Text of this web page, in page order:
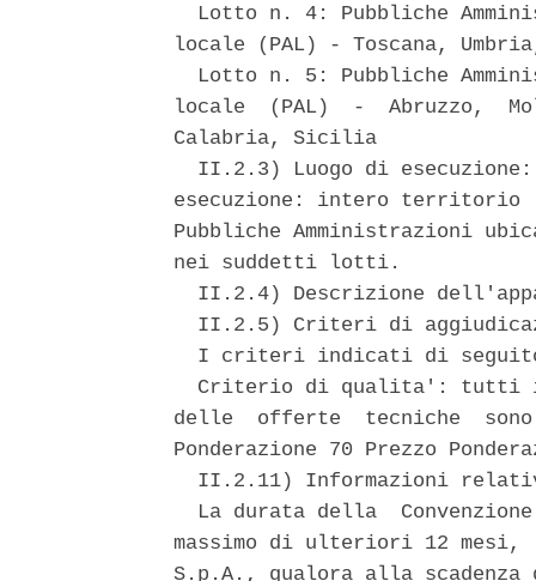
Lotto n. 4: Pubbliche
locale (PAL) - Toscana,
Lotto n. 5: Pubbliche
locale  (PAL)  -  Abruzzo,
Calabria, Sicilia
II.2.3) Luogo di
esecuzione: intero
Pubbliche Amministrazioni
nei suddetti lotti.
II.2.4) Descrizione
II.2.5) Criteri di
I criteri indicati di
Criterio di qualita': tutti
delle  offerte  tecniche
Ponderazione 70 Prezzo
II.2.11) Informazioni
La durata della
massimo di ulteriori 12
S.p.A., qualora alla